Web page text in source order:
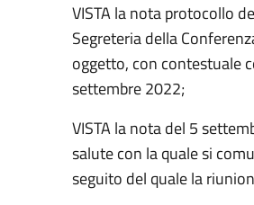
VISTA la nota protocollo
Segreteria della
oggetto, con contestuale
settembre 2022;
VISTA la nota del 5
salute con la quale si
seguito del quale la